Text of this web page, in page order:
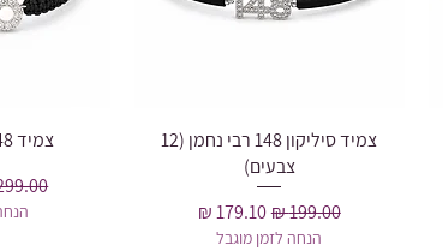
תצוגה מהירה
צמיד סיליקון 148 רבי נחמן (12
צבעים)
מחיר רגיל‏199.00 ‏₪ מחיר מבצע‏179.10 ‏₪
הנחה לזמן מוגבל
צמיד 148 חוט מקרמה
מחיר‏299.00 ‏₪